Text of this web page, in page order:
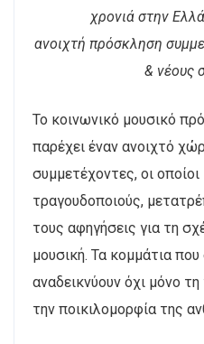
χρονιά στην
ανοιχτή πρόσκληση
& νέους
Το κοινωνικό μουσικό
παρέχει έναν ανοιχτό
συμμετέχοντες, οι
τραγουδοποιούς,
τους αφηγήσεις για τη
μουσική. Τα κομμάτια που
αναδεικνύουν όχι μόνο
την ποικιλομορφία της